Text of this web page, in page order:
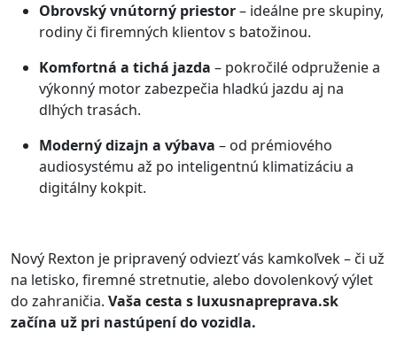
Obrovský vnútorný priestor– ideálne pre skupiny,
rodiny či firemných klientov s batožinou.
Komfortná a tichá jazda – pokročilé odpruženie a
výkonný motor zabezpečia hladkú jazdu aj na
dlhých trasách.
Moderný dizajn a výbava – od prémiového
audiosystému až po inteligentnú klimatizáciu a
digitálny kokpit.
Nový Rexton je pripravený odviezť vás kamkoľvek – či už
na letisko, firemné stretnutie, alebo dovolenkový výlet
do zahraničia. Vaša cesta s luxusnapreprava.sk
začína už pri nastúpení do vozidla.